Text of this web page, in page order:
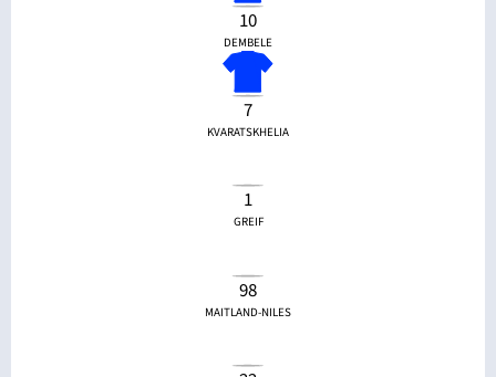
10
DEMBELE
7
KVARATSKHELIA
1
GREIF
98
MAITLAND-NILES